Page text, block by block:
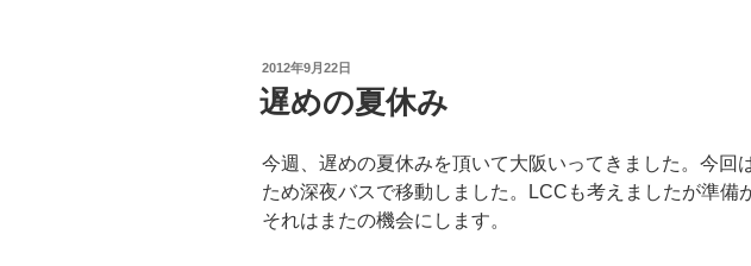
投
稿
日:
2012年9月22日
遅めの夏休み
今週、遅めの夏休みを頂いて大阪いってきました。今回
ため深夜バスで移動しました。LCCも考えましたが準備
それはまたの機会にします。